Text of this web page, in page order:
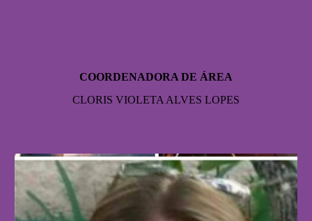
COORDENADORA DE ÁREA
CLORIS VIOLETA ALVES LOPES